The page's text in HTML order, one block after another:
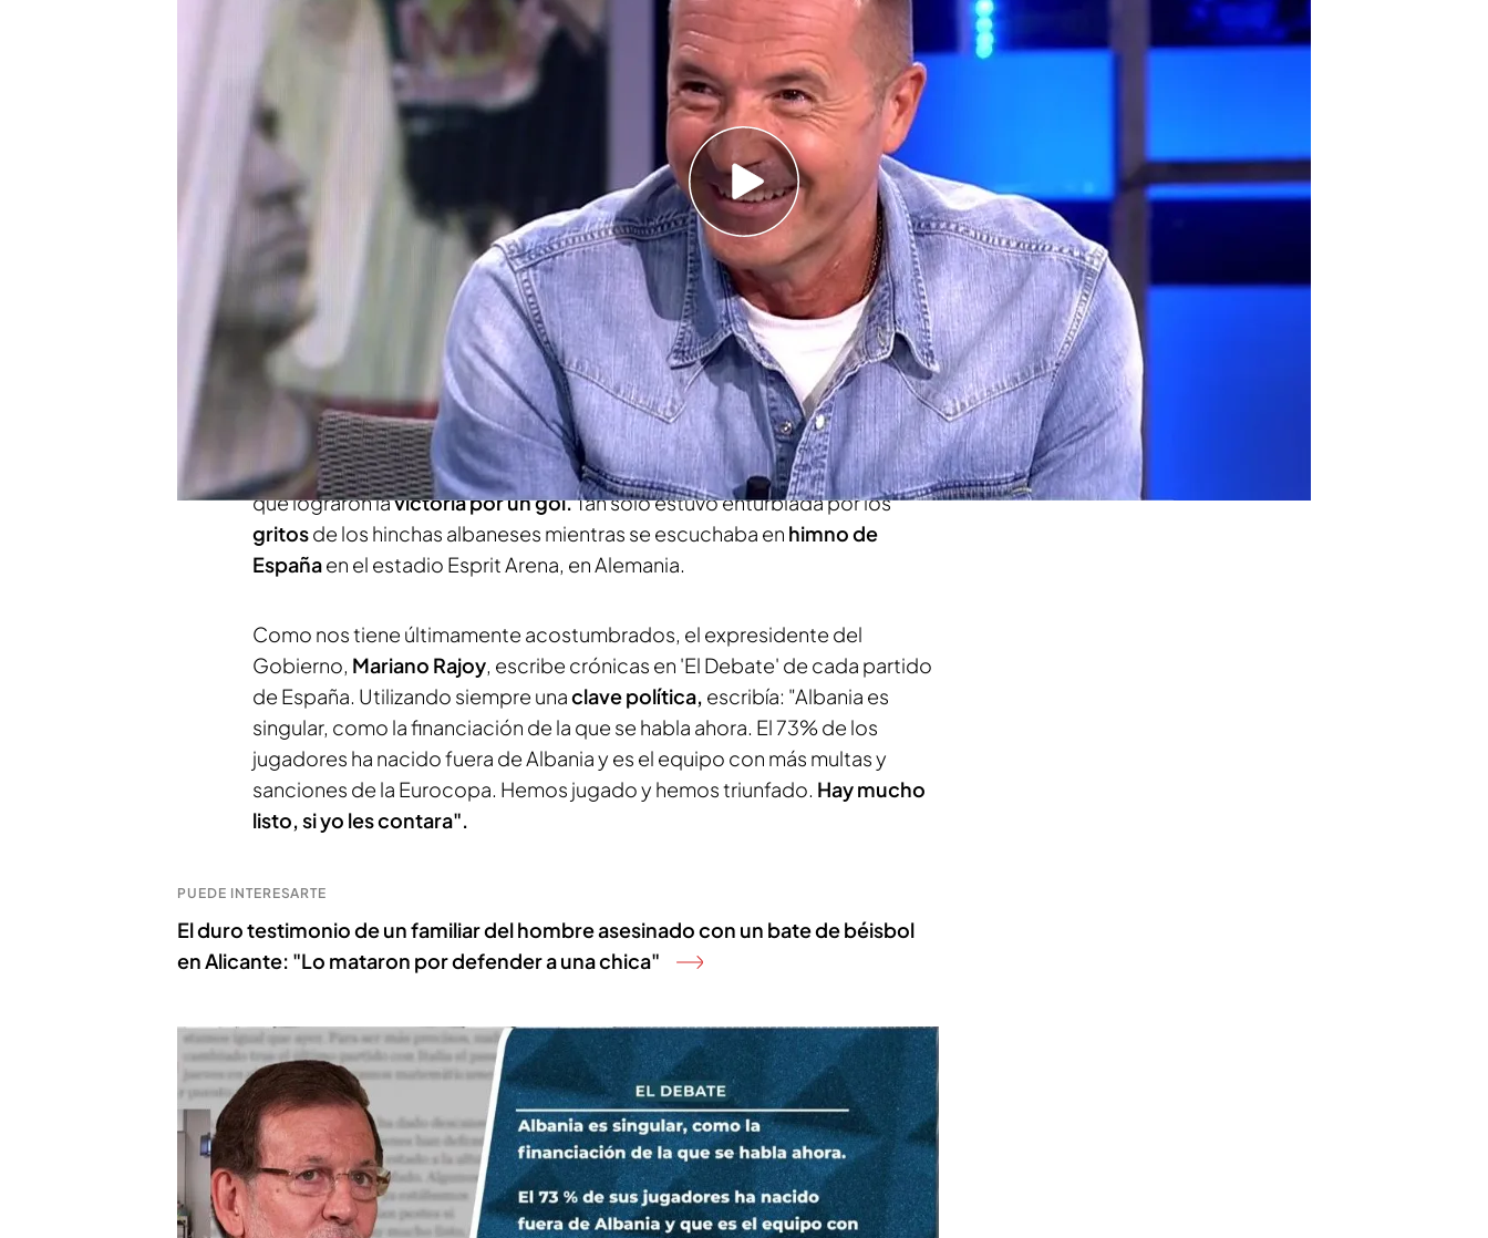
Manu Carreño descubre un dato que no conocíamos que relaciona a
Rajoy con Mediaset
El expresidente del Gobierno estuvo cerca de colaborar con Mediaset
para comentar partidos de fútbol, según Carreño
La selección española de fútbol nos hace soñar tras la victoria ante
Italia: "Hacía tiempo que no veía jugar tan bien"
Manu Carreño , periodista deportivo, visitaba el plató de'En boca de
todos' para comentar como otros días los partidos de España en la
Eurocopa.Concretamente, Carreño se refería al partido del lunes 24 entre
España y Albania,como un buen encuentro de la Selección Española en el
que lograron lavictoria por un gol.Tan solo estuvo enturbiada por los
gritosde los hinchas albaneses mientras se escuchaba en himno de
Españaen el estadio Esprit Arena, en Alemania.
Como nos tiene últimamente acostumbrados, el expresidente del
Gobierno, Mariano Rajoy, escribe crónicas en 'El Debate' de cada partido
de España. Utilizando siempre unaclave política, escribía: "Albania es
singular, como la financiación de la que se habla ahora. El 73% de los
jugadores ha nacido fuera de Albania y es el equipo con más multas y
sanciones de la Eurocopa. Hemos jugado y hemos triunfado. Hay mucho
listo, si yo les contara".
PUEDE INTERESARTE
El duro testimonio de un familiar del hombre asesinado con un bate de béisbol
en Alicante: "Lo mataron por defender a una chica"